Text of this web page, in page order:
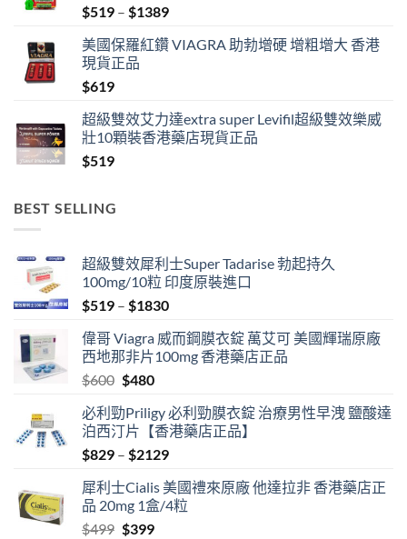
$519 – $1389Price
$519
美國保羅紅鑽 VIAGRA 助勃增硬 增粗增大 香港
現貨正品
$619
超級雙效艾力達extra super Levifil超級雙效樂威
壯10顆裝香港藥店現貨正品
$519
BEST SELLING
超級雙效犀利士Super Tadarise 勃起持久
100mg/10粒 印度原裝進口
$519 – $1830Price
$519
through
偉哥 Viagra 威而鋼膜衣錠 萬艾可 美國輝瑞原廠
西地那非片100mg 香港藥店正品
$600 Original
was:
$600.
$480Current
is:
$480.
必利勁Priligy 必利勁膜衣錠 治療男性早洩 鹽酸達
泊西汀片【香港藥店正品】
$829 – $2129Price
$829
through
犀利士Cialis 美國禮來原廠 他達拉非 香港藥店正
品 20mg 1盒/4粒
$499 Original
$399Current